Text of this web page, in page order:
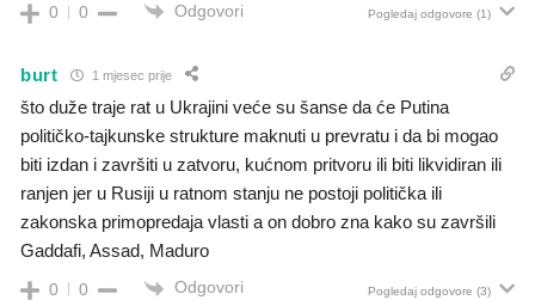
0 0 Odgovori Pogledaj odgovore (1)
burt 1 mjesec prije
što duže traje rat u Ukrajini veće su šanse da će Putina
političko-tajkunske strukture maknuti u prevratu i da bi mogao
biti izdan i završiti u zatvoru, kućnom pritvoru ili biti likvidiran ili
ranjen jer u Rusiji u ratnom stanju ne postoji politička ili
zakonska primopredaja vlasti a on dobro zna kako su završili
Gaddafi, Assad, Maduro
0 0 Odgovori Pogledaj odgovore (3)